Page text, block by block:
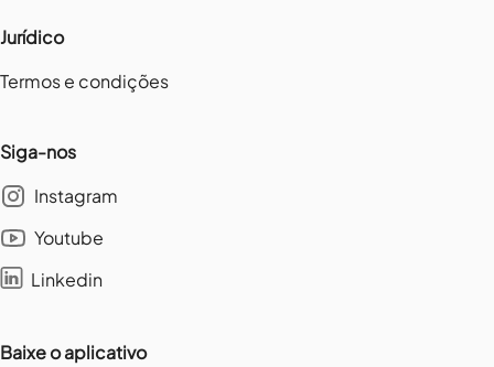
Jurídico
Termos e condições
Siga-nos
Instagram
Youtube
Linkedin
Baixe o aplicativo